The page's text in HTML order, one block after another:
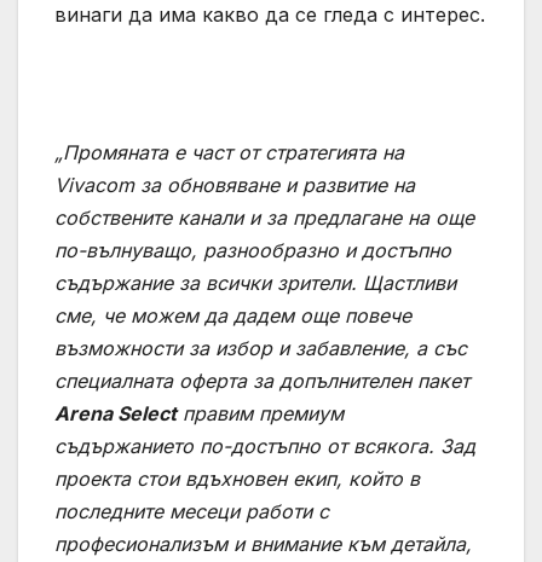
винаги да има какво да се гледа с интерес.
„Промяната е част от стратегията на
Vivacom за обновяване и развитие на
собствените канали и за предлагане на още
по-вълнуващо, разнообразно и достъпно
съдържание за всички зрители. Щастливи
сме, че можем да дадем още повече
възможности за избор и забавление, а със
специалната оферта за допълнителен пакет
Arena Selectправим премиум
съдържанието по-достъпно от всякога. Зад
проекта стои вдъхновен екип, който в
последните месеци работи с
професионализъм и внимание към детайла,